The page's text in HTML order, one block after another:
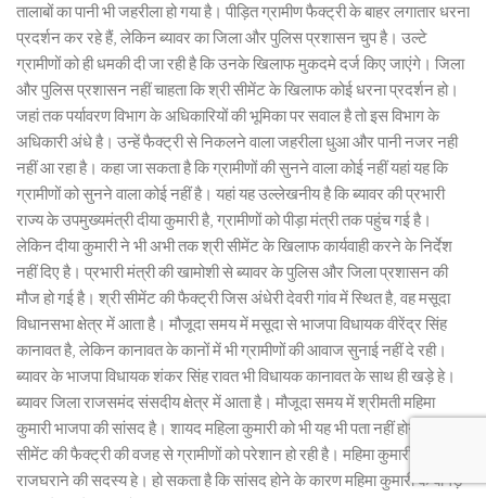
तालाबों का पानी भी जहरीला हो गया है। पीड़ित ग्रामीण फैक्ट्री के बाहर लगातार धरना
प्रदर्शन कर रहे हैं, लेकिन ब्यावर का जिला और पुलिस प्रशासन चुप है। उल्टे
ग्रामीणों को ही धमकी दी जा रही है कि उनके खिलाफ मुकदमे दर्ज किए जाएंगे। जिला
और पुलिस प्रशासन नहीं चाहता कि श्री सीमेंट के खिलाफ कोई धरना प्रदर्शन हो।
जहां तक पर्यावरण विभाग के अधिकारियों की भूमिका पर सवाल है तो इस विभाग के
अधिकारी अंधे है। उन्हें फैक्ट्री से निकलने वाला जहरीला धुआ और पानी नजर नही
नहीं आ रहा है। कहा जा सकता है कि ग्रामीणों की सुनने वाला कोई नहीं यहां यह कि
ग्रामीणों को सुनने वाला कोई नहीं है। यहां यह उल्लेखनीय है कि ब्यावर की प्रभारी
राज्य के उपमुख्यमंत्री दीया कुमारी है, ग्रामीणों को पीड़ा मंत्री तक पहुंच गई है।
लेकिन दीया कुमारी ने भी अभी तक श्री सीमेंट के खिलाफ कार्यवाही करने के निर्देश
नहीं दिए है। प्रभारी मंत्री की खामोशी से ब्यावर के पुलिस और जिला प्रशासन की
मौज हो गई है। श्री सीमेंट की फैक्ट्री जिस अंधेरी देवरी गांव में स्थित है, वह मसूदा
विधानसभा क्षेत्र में आता है। मौजूदा समय में मसूदा से भाजपा विधायक वीरेंद्र सिंह
कानावत है, लेकिन कानावत के कानों में भी ग्रामीणों की आवाज सुनाई नहीं दे रही।
ब्यावर के भाजपा विधायक शंकर सिंह रावत भी विधायक कानावत के साथ ही खड़े हे।
ब्यावर जिला राजसमंद संसदीय क्षेत्र में आता है। मौजूदा समय में श्रीमती महिमा
कुमारी भाजपा की सांसद है। शायद महिला कुमारी को भी यह भी पता नहीं होगा कि श्री
सीमेंट की फैक्ट्री की वजह से ग्रामीणों को परेशान हो रही है। महिमा कुमारी मेवाड़
राजघराने की सदस्य हे। हो सकता है कि सांसद होने के कारण महिमा कुमारी के बांगड़